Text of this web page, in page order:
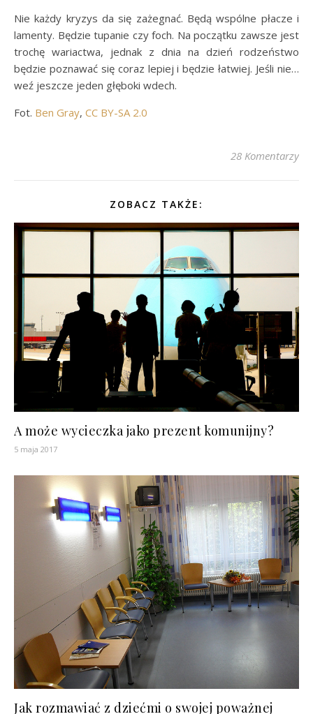
Nie każdy kryzys da się zażegnać. Będą wspólne płacze i
lamenty. Będzie tupanie czy foch. Na początku zawsze jest
trochę wariactwa, jednak z dnia na dzień rodzeństwo
będzie poznawać się coraz lepiej i będzie łatwiej. Jeśli nie…
weź jeszcze jeden głęboki wdech.
Fot. Ben Gray, CC BY-SA 2.0
28 Komentarzy
ZOBACZ TAKŻE:
A może wycieczka jako prezent komunijny?
5 maja 2017
Jak rozmawiać z dziećmi o swojej poważnej